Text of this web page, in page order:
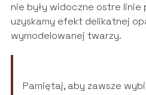
nie były widoczne ostre linie
uzyskamy efekt delikatnej
wymodelowanej twarzy.
Pamiętaj, aby zawsze